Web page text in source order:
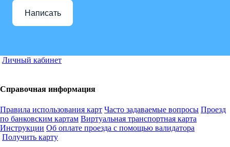
Написать
Личный кабинет
Справочная информация
Правила использования карт Часто задаваемые вопросы Проезд
по банковским картам Виртуальная транспортная карта
Инструкции Об оплате проезда с помощью валидатора
Получить карту